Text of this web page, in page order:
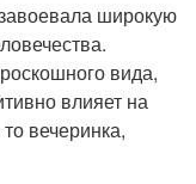
широкую
вида,
влияет на
вечеринка,